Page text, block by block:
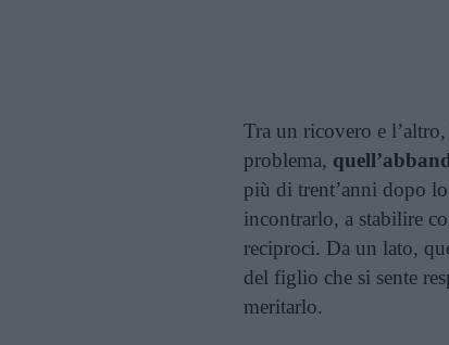
Tra un ricovero e
problema,
più di trent’anni dopo
incontrarlo, a stabilire
reciproci. Da un lato,
del figlio che si sente
meritarlo.